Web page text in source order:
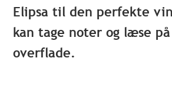
Elipsa til den perfekte
kan tage noter og læse
overflade.